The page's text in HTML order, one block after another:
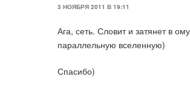
3 НОЯБРЯ 2011 В 19:11
Ага, сеть. Словит и затянет в
параллельную вселенную)
Спасибо)